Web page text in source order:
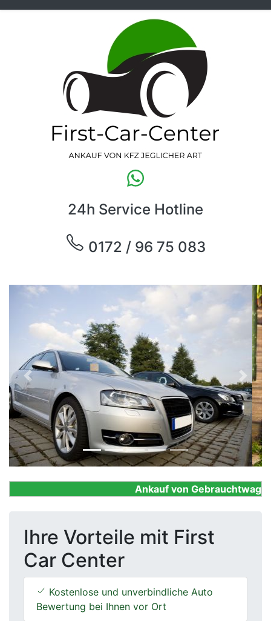
24h Service Hotline
0172 / 96 75 083
Previous Next
Ankauf von
Ihre Vorteile mit First
Car Center
Kostenlose und unverbindliche Auto
Bewertung bei Ihnen vor Ort